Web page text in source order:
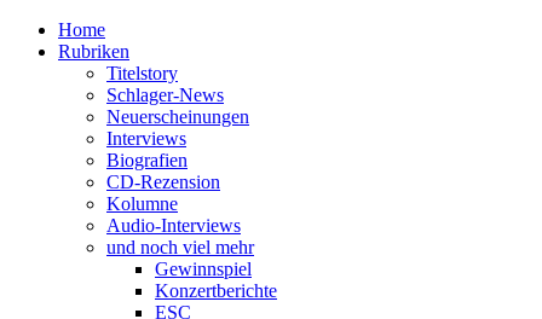
Home
Rubriken
Titelstory
Schlager-News
Neuerscheinungen
Interviews
Biografien
CD-Rezension
Kolumne
Audio-Interviews
und noch viel mehr
Gewinnspiel
Konzertberichte
ESC